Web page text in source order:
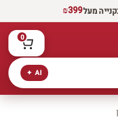
מעל₪399
AI ✦
0